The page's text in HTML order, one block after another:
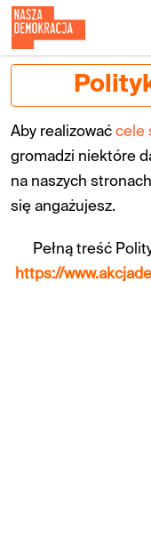
Przejdź
do
treści
Aby realizować cele
gromadzi niektóre
na naszych
się angażujesz.
Pełną treść
https://